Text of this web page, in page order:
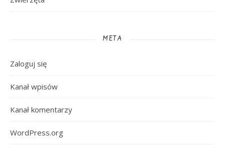
META
Zaloguj się
Kanał wpisów
Kanał komentarzy
WordPress.org